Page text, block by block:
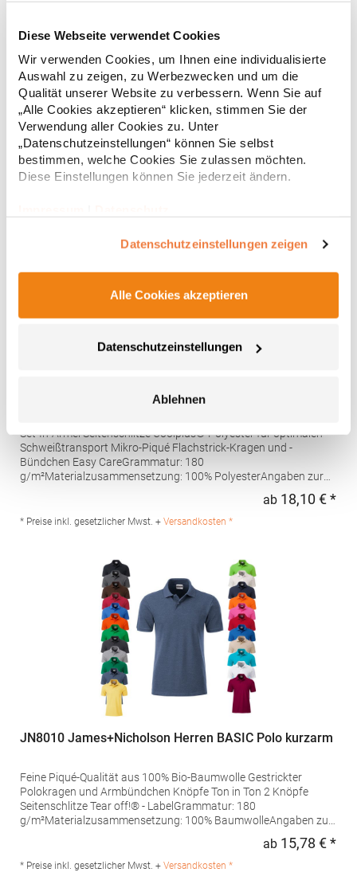
Diese Webseite verwendet Cookies
Wir verwenden Cookies, um Ihnen eine individualisierte
Auswahl zu zeigen, zu Werbezwecken und um die
Qualität unserer Website zu verbessern. Wenn Sie auf
„Alle Cookies akzeptieren“ klicken, stimmen Sie der
Verwendung aller Cookies zu. Unter
„Datenschutzeinstellungen“ können Sie selbst
bestimmen, welche Cookies Sie zulassen möchten.
Diese Einstellungen können Sie jederzeit ändern.
Datenschutzeinstellungen zeigen
Alle Cookies akzeptieren
Datenschutzeinstellungen
Ablehnen
Strapazierfähiges Polohemd aus Mischgewebe Overlock-Nähte
mit Polyfilm für Formstabilität Flachstrick-Kragen und
Ärmelbündchen in Rippstrick Doppelnähte an Schultern
Verstärkte Nähte an stark beanspruchten Stellen Neutrales
Etikett im Kragen für die einfache Veredelung/Personalisierung
Verstärkte Knopfleiste mit drei Knöpfen Aufgesetzte
Brusttasche mit Knopfverschluss Verstärkte Seitenschlitze
Eigenschaften, Atmungsaktivität und Verzugkontrolle Weicher,
auf der linken BrustseiteGrammatur: 200
BaumwolleAngaben zur Produktsicherheit: Herst.-Nr.:
R312XHersteller: Result Clothing Ltd. Narcisova 1 821 01
Bratislava Slowakei E-Mail: sales@resultclothing.com
ab16,05 € *
* Preise inkl. gesetzlicher Mwst. +Versandkosten *
W475 Henbury Herren Coolplus®
Set-In-Ärmel Seitenschlitze Coolplus®-Polyester für optimalen
Schweißtransport Mikro-Piqué Flachstrick-Kragen und -
Bündchen Easy CareGrammatur: 180
g/m²Materialzusammensetzung: 100% PolyesterAngaben zur
Kingsfordweg 151 1043GR Amsterdam Niederlande E-Mail:
marketing@henbury.com
ab 18,10 € *
* Preise inkl. gesetzlicher Mwst. + Versandkosten *
JN8010 James+Nicholson Herren BASIC Polo kurzarm
Feine Piqué-Qualität aus 100% Bio-Baumwolle Gestrickter
Polokragen und Armbündchen Knöpfe Ton in Ton 2 Knöpfe
Seitenschlitze Tear off!® - LabelGrammatur: 180
g/m²Materialzusammensetzung: 100% BaumwolleAngaben zur
GmbH Vor dem Weißen Stein 25-31 72461 Albstadt Deutschland
E-Mail: info@daiber.de
ab 15,78 € *
* Preise inkl. gesetzlicher Mwst. + Versandkosten *